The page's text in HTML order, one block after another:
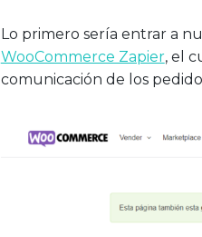
Lo primero sería entrar a
WooCommerce Zapier, el
comunicación de los